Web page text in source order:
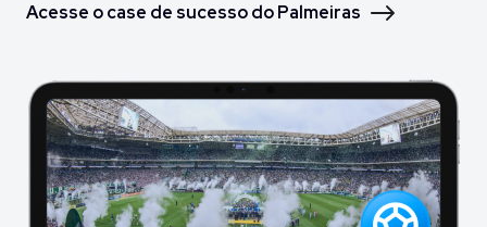
Acesse o case de sucesso do Palmeiras